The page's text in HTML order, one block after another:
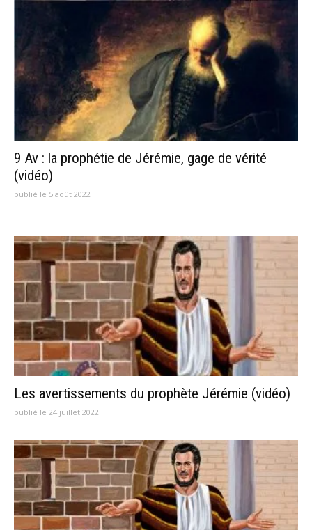
9 Av : la prophétie de Jérémie, gage de vérité
(vidéo)
publié le 5 août 2022
Les avertissements du prophète Jérémie (vidéo)
publié le 24 juillet 2022